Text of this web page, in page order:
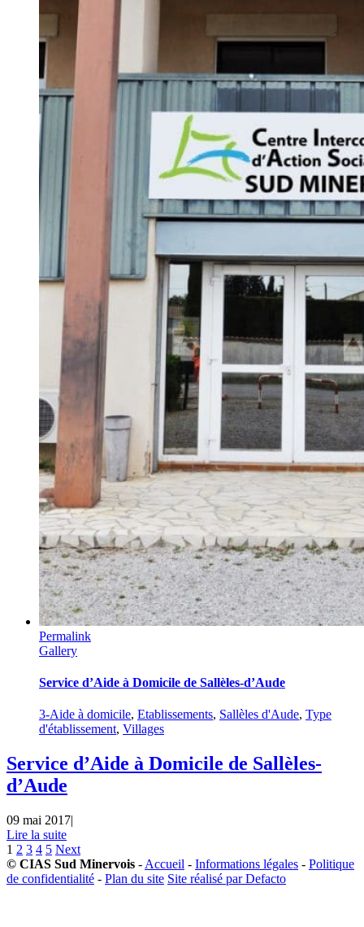
Permalink
Gallery
Service d’Aide à Domicile de Sallèles-d’Aude
3-Aide à domicile, Etablissements, Sallèles d'Aude, Type
d'établissement, Villages
Service d’Aide à Domicile de Sallèles-
d’Aude
09 mai 2017|
Lire la suite
1 2 3 4 5 Next
© CIAS Sud Minervois - Accueil - Informations légales - Politique
de confidentialité - Plan du site Site réalisé par Defacto